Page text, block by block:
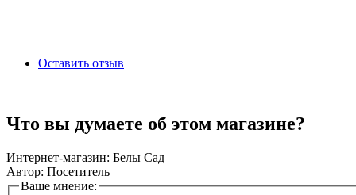
Оставить отзыв
Что вы думаете об этом магазине?
Интернет-магазин: Белы Сад
Автор: Посетитель
Ваше мнение: